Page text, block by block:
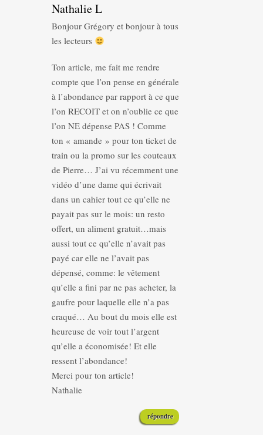
Nathalie L
Bonjour Grégory et bonjour à tous
les lecteurs
Ton article, me fait me rendre
compte que l’on pense en générale
à l’abondance par rapport à ce que
l’on RECOIT et on n’oublie ce que
l’on NE dépense PAS ! Comme
ton « amande » pour ton ticket de
train ou la promo sur les couteaux
de Pierre… J’ai vu récemment une
vidéo d’une dame qui écrivait
dans un cahier tout ce qu’elle ne
payait pas sur le mois: un resto
offert, un aliment gratuit…mais
aussi tout ce qu’elle n’avait pas
payé car elle ne l’avait pas
dépensé, comme: le vêtement
qu’elle a fini par ne pas acheter, la
gaufre pour laquelle elle n’a pas
craqué… Au bout du mois elle est
heureuse de voir tout l’argent
qu’elle a économisée! Et elle
ressent l’abondance!
Merci pour ton article!
Nathalie
répondre